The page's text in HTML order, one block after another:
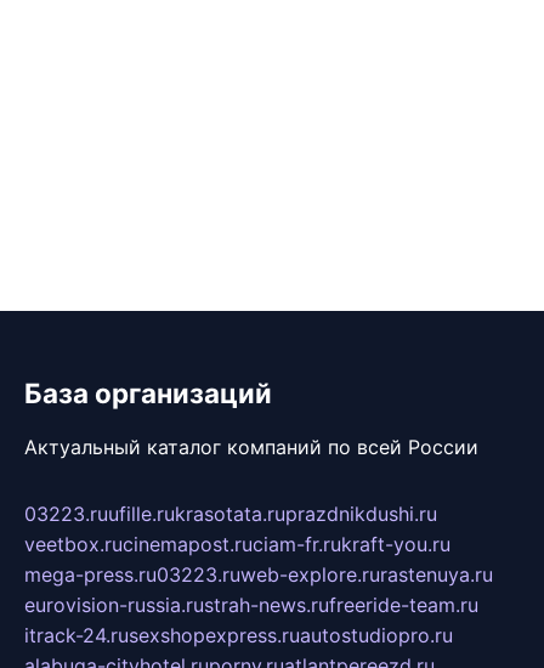
База организаций
Актуальный каталог компаний по всей России
03223.ruufille.rukrasotata.ruprazdnikdushi.ru
veetbox.rucinemapost.ruciam-fr.rukraft-you.ru
mega-press.ru03223.ruweb-explore.rurastenuya.ru
eurovision-russia.rustrah-news.rufreeride-team.ru
itrack-24.rusexshopexpress.ruautostudiopro.ru